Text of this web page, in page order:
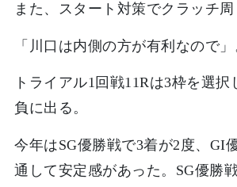
また、スタート対策でクラッチ周
「川口は内側の方が有利なので」
トライアル1回戦11Rは3枠を選
負に出る。
今年はSG優勝戦で3着が2度、GI
通して安定感があった。SG優勝